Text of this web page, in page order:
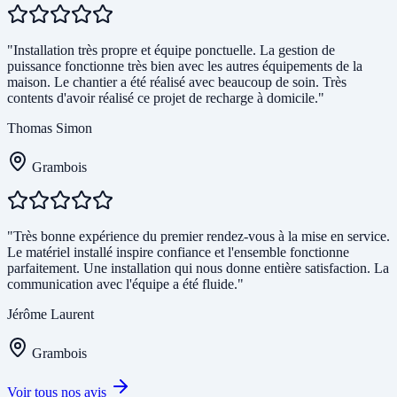
"Installation très propre et équipe ponctuelle. La gestion de
puissance fonctionne très bien avec les autres équipements de la
maison. Le chantier a été réalisé avec beaucoup de soin. Très
contents d'avoir réalisé ce projet de recharge à domicile."
Thomas Simon
Grambois
"Très bonne expérience du premier rendez-vous à la mise en service.
Le matériel installé inspire confiance et l'ensemble fonctionne
parfaitement. Une installation qui nous donne entière satisfaction. La
communication avec l'équipe a été fluide."
Jérôme Laurent
Grambois
Voir tous nos avis